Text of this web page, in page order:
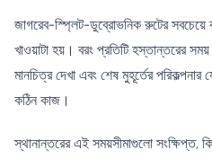
জাগরেব-স্প্লিট-ডুব্রোভনিক রুটের সবচেয়ে
খাওয়াটা হয়। বরং প্রতিটি হস্তান্তরের
মানচিত্র দেখা এবং শেষ মুহূর্তের
কঠিন কাজ।
স্থানান্তরের এই সময়সীমাগুলো